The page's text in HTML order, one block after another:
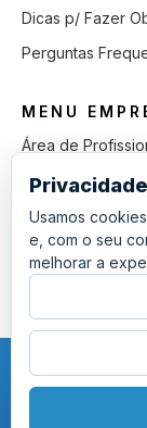
Dicas p/ Fazer
Perguntas
MENU
Área de
Como Funciona
Lista de
Como Ganhar
Perguntas
COPYRIGHT ©
Usamos
e, com o seu
melhorar a